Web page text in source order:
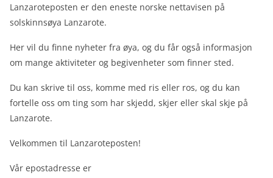
Lanzaroteposten er den eneste norske nettavisen på
solskinnsøya Lanzarote.
Her vil du finne nyheter fra øya, og du får også informasjon
om mange aktiviteter og begivenheter som finner sted.
Du kan skrive til oss, komme med ris eller ros, og du kan
fortelle oss om ting som har skjedd, skjer eller skal skje på
Lanzarote.
Velkommen til Lanzaroteposten!
Vår epostadresse er